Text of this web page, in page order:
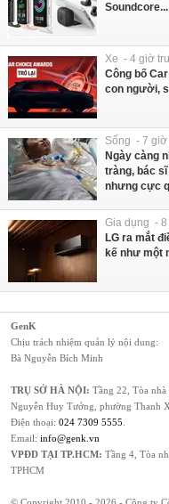
Xe - 4 giờ
Công bố
con người,
Sống - 7
Ngày càng
tràng, bác
nhưng cực
Gia dụng -
LG ra mắt
kế như một
GenK
Chịu trách nhiệm quản lý nội dung:
Bà Nguyễn Bích Minh
TRỤ SỞ HÀ NỘI: Tầng 22, Tòa
Nguyễn Huy Tưởng, phường Thanh
Điện thoại: 024 7309 5555
Email: info@genk.vn
VPĐD TẠI TP.HCM: Tầng 4, Tòa
TPHCM